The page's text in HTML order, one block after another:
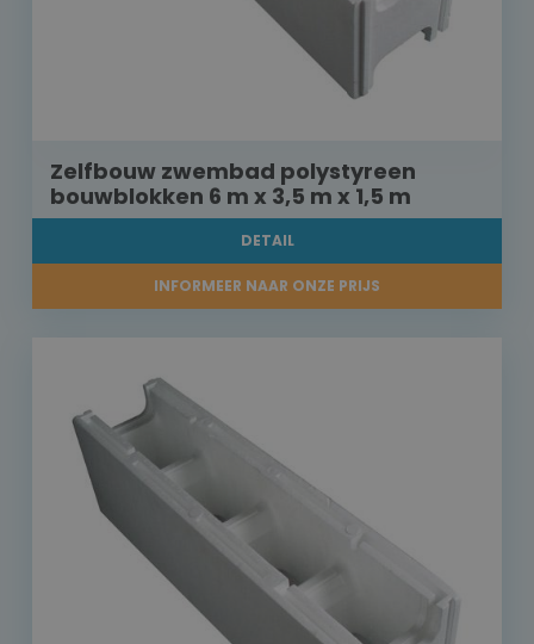
Zelfbouw zwembad polystyreen
bouwblokken 6 m x 3,5 m x 1,5 m
DETAIL
INFORMEER NAAR ONZE PRIJS